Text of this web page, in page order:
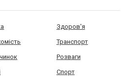
Здоров'я
Транспорт
Розваги
Спорт